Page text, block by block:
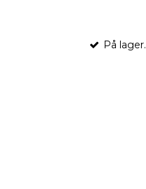
På lager.